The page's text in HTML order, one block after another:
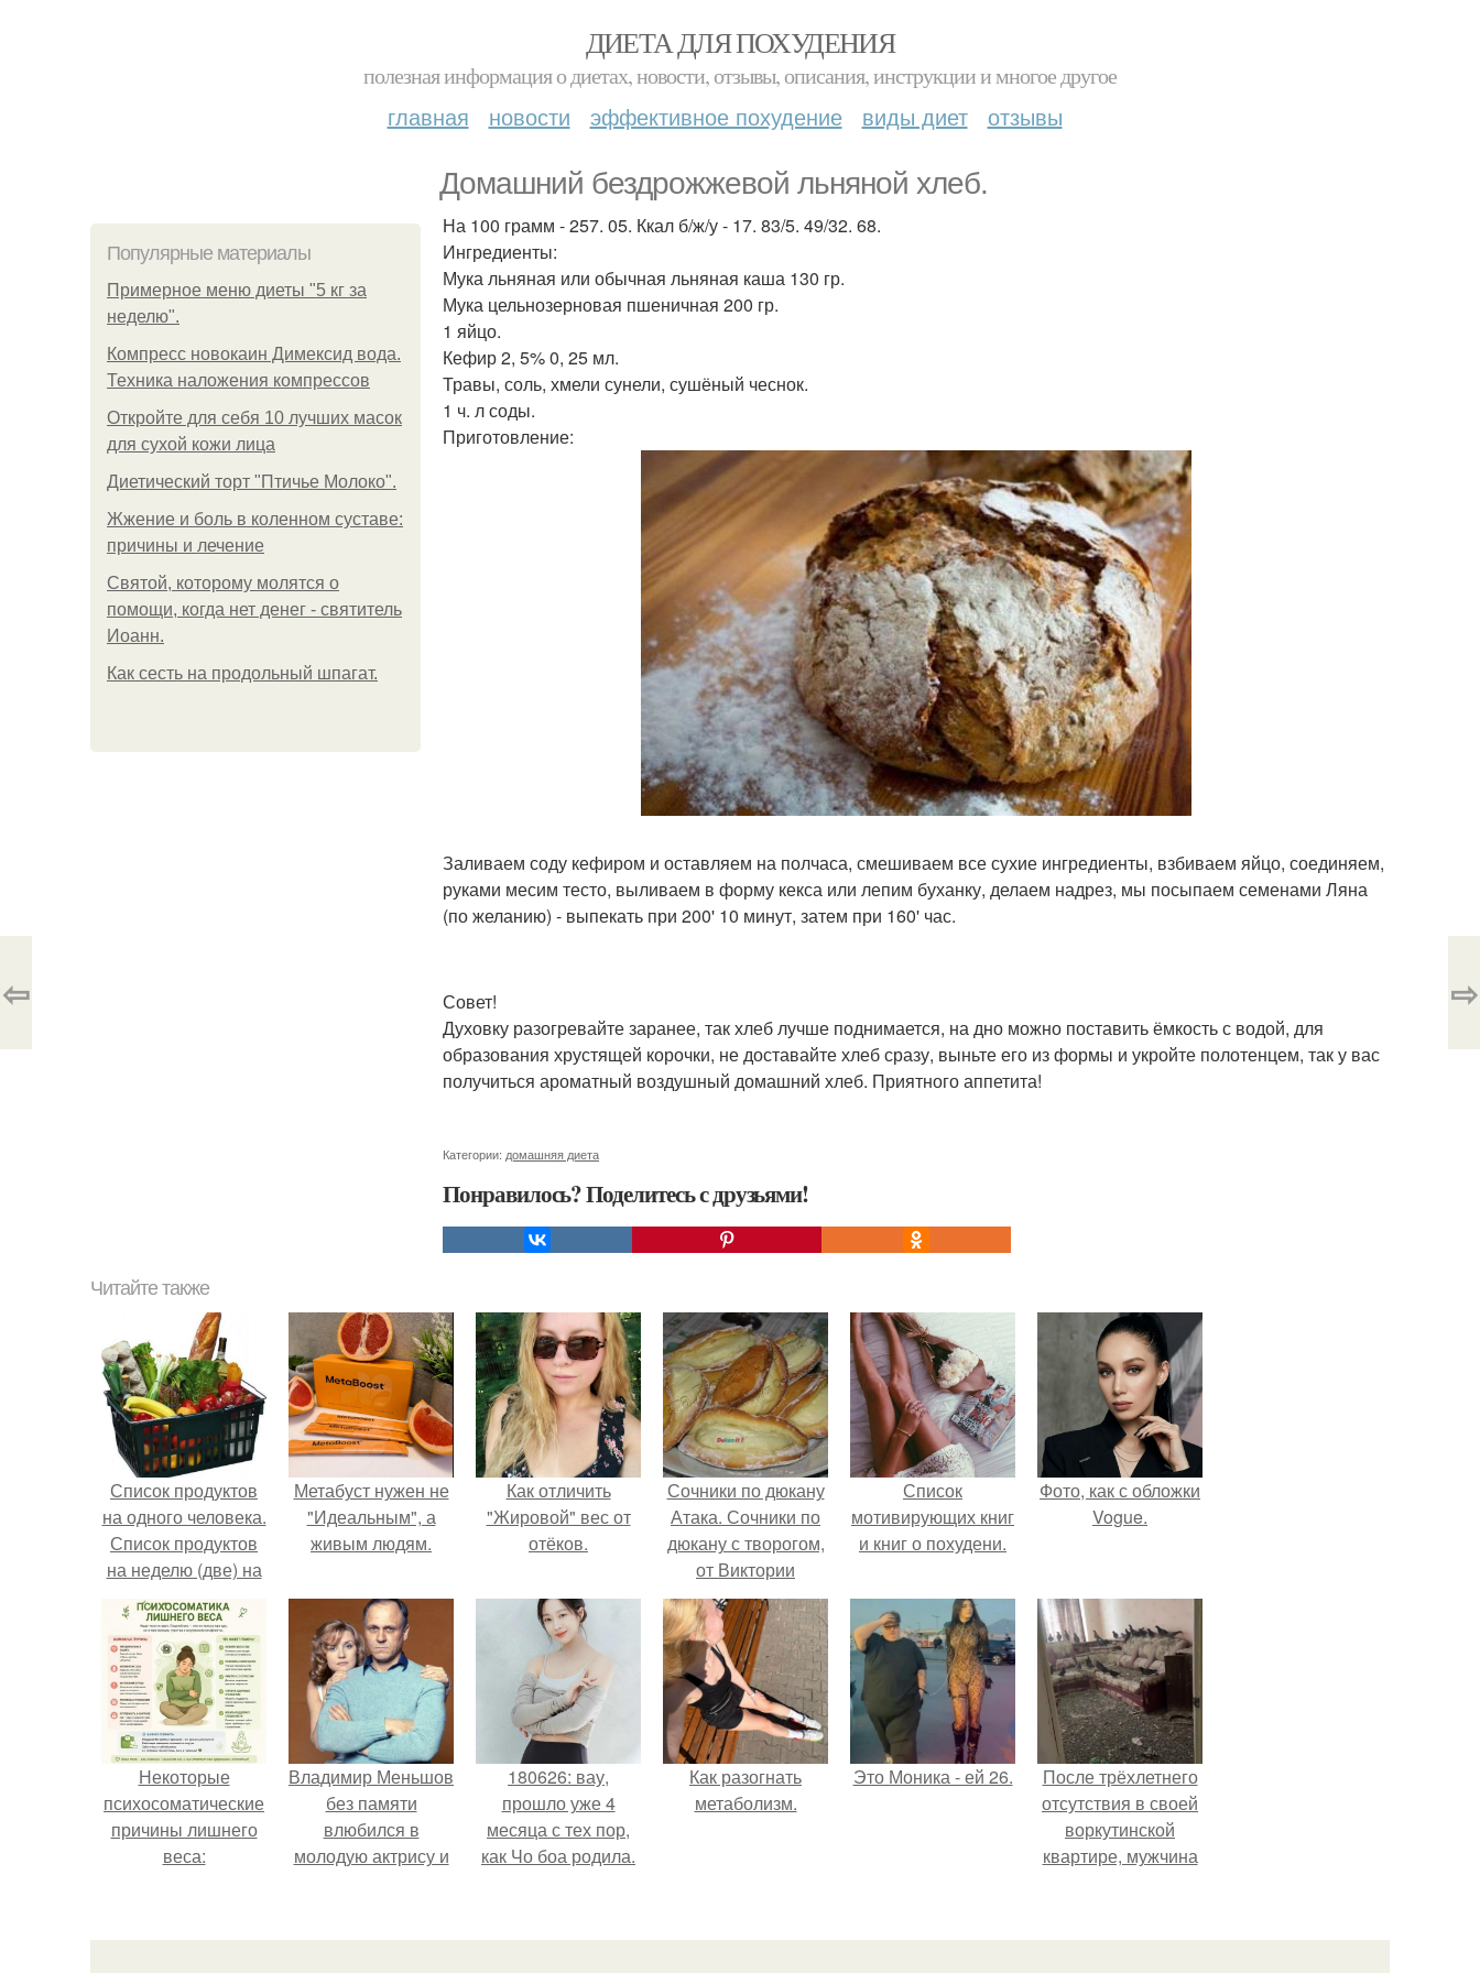
ДИЕТА ДЛЯ ПОХУДЕНИЯ
полезная информация о диетах, новости, отзывы, описания, инструкции и многое другое
главная новости эффективное похудение виды диет отзывы
Домашний бездрожжевой льняной хлеб.
Популярные материалы
Примерное меню диеты "5 кг за
неделю".
Компресс новокаин Димексид вода.
Техника наложения компрессов
Откройте для себя 10 лучших масок
для сухой кожи лица
Диетический торт "Птичье Молоко".
Жжение и боль в коленном суставе:
причины и лечение
Святой, которому молятся о
помощи, когда нет денег - святитель
Иоанн.
Как сесть на продольный шпагат.
На 100 грамм - 257. 05. Ккал б/ж/у - 17. 83/5. 49/32. 68.
Ингредиенты:
Мука льняная или обычная льняная каша 130 гр.
Мука цельнозерновая пшеничная 200 гр.
1 яйцо.
Кефир 2, 5% 0, 25 мл.
Травы, соль, хмели сунели, сушёный чеснок.
1 ч. л соды.
Приготовление:
Заливаем соду кефиром и оставляем на полчаса, смешиваем все сухие ингредиенты, взбиваем яйцо, соединяем,
руками месим тесто, выливаем в форму кекса или лепим буханку, делаем надрез, мы посыпаем семенами Ляна
(по желанию) - выпекать при 200' 10 минут, затем при 160' час.
Совет!
Духовку разогревайте заранее, так хлеб лучше поднимается, на дно можно поставить ёмкость с водой, для
образования хрустящей корочки, не доставайте хлеб сразу, выньте его из формы и укройте полотенцем, так у вас
получиться ароматный воздушный домашний хлеб. Приятного аппетита!
Категории: домашняя диета
Понравилось? Поделитесь с друзьями!
⇦ ⇨
Читайте также
Список продуктов
на одного человека.
Список продуктов
на неделю (две) на
1 человека.
Метабуст нужен не
"Идеальным", а
живым людям.
Как отличить
"Жировой" вес от
отёков.
Сочники по дюкану
Атака. Сочники по
дюкану с творогом,
от Виктории
Соколовой.
Список
мотивирующих книг
и книг о похудени.
Фото, как с обложки
Vogue.
Некоторые
психосоматические
причины лишнего
веса:
Владимир Меньшов
без памяти
влюбился в
молодую актрису и
неё.
180626: вау,
прошло уже 4
месяца с тех пор,
как Чо боа родила.
Как разогнать
метаболизм.
Это Моника - ей 26.
После трёхлетнего
отсутствия в своей
воркутинской
квартире, мужчина
жилище стало